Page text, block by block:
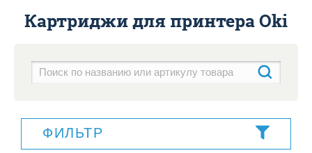
Картриджи для принтера Oki
ФИЛЬТР